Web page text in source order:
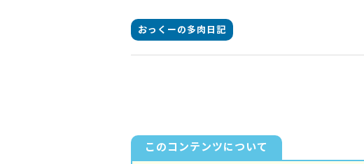
おっくーの多肉日記
このコンテンツについて